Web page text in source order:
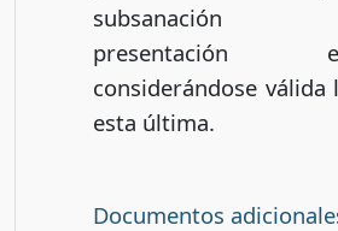
subsanación
presentación
considerándose válida
esta última.
Documentos